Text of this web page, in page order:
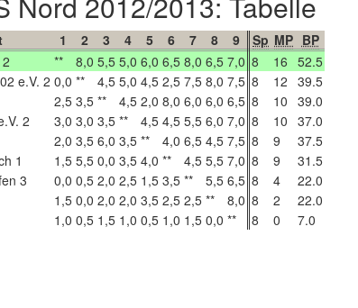
1 2 3 4 5 6 7 8 9 Sp MP BP
** 8,0 5,5 5,0 6,0 6,5 8,0 6,5 7,0 8 16 52.5
e.V. 2 0,0 ** 4,5 5,0 4,5 2,5 7,5 8,0 7,5 8 12 39.5
2,5 3,5 ** 4,5 2,0 8,0 6,0 6,0 6,5 8 10 39.0
2 3,0 3,0 3,5 ** 4,5 4,5 5,5 6,0 7,0 8 10 37.0
2,0 3,5 6,0 3,5 ** 4,0 6,5 4,5 7,5 8 9
37.5
1 1,5 5,5 0,0 3,5 4,0 ** 4,5 5,5 7,0 8 9
31.5
3 0,0 0,5 2,0 2,5 1,5 3,5 ** 5,5 6,5 8 4
22.0
1,5 0,0 2,0 2,0 3,5 2,5 2,5 ** 8,0 8 2
22.0
1,0 0,5 1,5 1,0 0,5 1,0 1,5 0,0 ** 8 0 7.0